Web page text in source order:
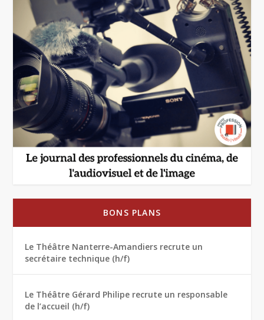
BONS PLANS
Le Théâtre Nanterre-Amandiers recrute un
secrétaire technique (h/f)
Le Théâtre Gérard Philipe recrute un responsable
de l’accueil (h/f)